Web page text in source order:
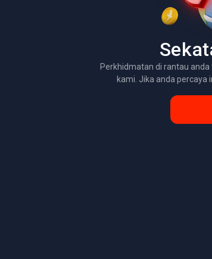
Perkhidmatan di rantau
kami. Jika anda percaya